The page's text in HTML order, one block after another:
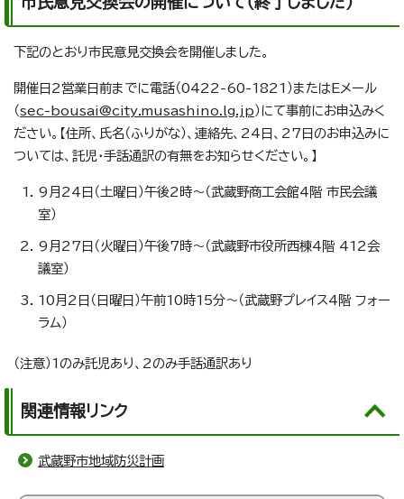
下記のとおり市民意見交換会を開催しました。
開催日2営業日前までに電話（0422-60-1821）またはEメール
（sec-bousai@city.musashino.lg.jp ）にて事前にお申込みく
ださい。【住所、氏名（ふりがな）、連絡先、24日、27日のお申込みに
ついては、託児・手話通訳の有無をお知らせください。】
9月24日（土曜日）午後2時～（武蔵野商工会館4階 市民会議
室）
9月27日（火曜日）午後7時～（武蔵野市役所西棟4階 412会
議室）
10月2日（日曜日）午前10時15分～（武蔵野プレイス4階 フォー
ラム）
（注意）1のみ託児あり、 2 のみ手話通訳あり
関連情報リンク
武蔵野市地域防災計画